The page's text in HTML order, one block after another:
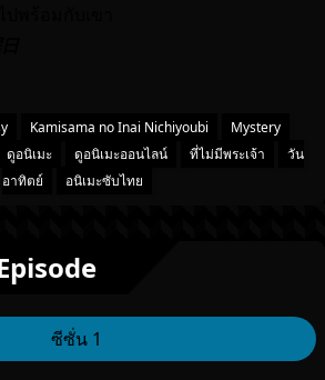
Kamisama no Inai Nichiyoubi
Mystery
ดูอนิเมะ ดูอนิเมะออนไลน์ ที่ไม่มีพระเจ้า
วัน
อาทิตย์
อนิเมะซับไทย
ซีซั่น 1